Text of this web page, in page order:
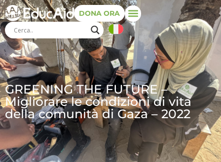
DONA ORA
GREENING THE FUTURE –
Migliorare le condizioni di vita
della comunità di Gaza – 2022